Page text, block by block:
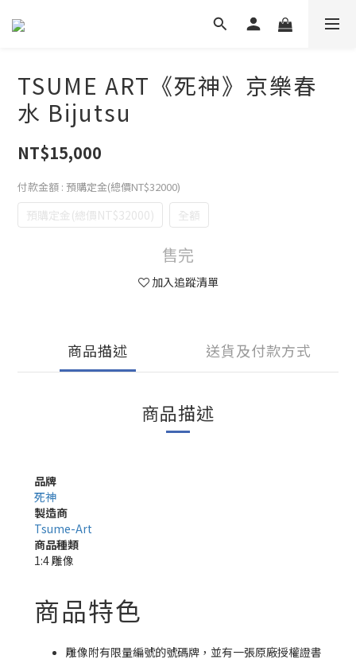
TSUME ART《死神》京樂春
水 Bijutsu
NT$15,000
付款金額 : 預購定金(總價NT$32000)
預購定金(總價NT$32000) 全額
售完
加入追蹤清單
商品描述 送貨及付款方式
商品描述
品牌
死神
製造商
Tsume-Art
商品種類
1:4 雕像
商品特色
雕像附有限量編號的號碼牌，並有一張原廠授權證書